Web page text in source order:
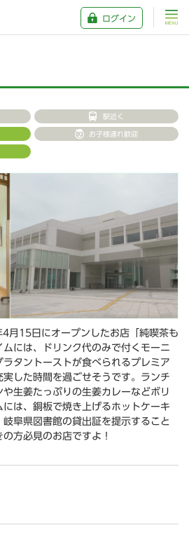
ログイン
駅近く
お子様連れ歓迎
4月15日にオープンしたお店「純喫茶も
には、ドリンク代のみで付くモーニ
タントーストが食べられるプレミア
した時間を過ごせそうです。ランチ
生姜たっぷりの生姜カレーなどボリ
は、銅板で焼き上げるホットケーキ
阜県図書館の貸出証を提示すること
方必見のお店ですよ！